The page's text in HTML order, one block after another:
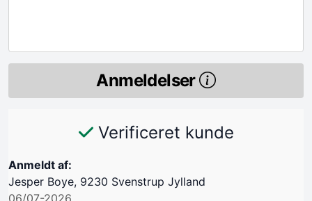
Anmeldelser
Verificeret kunde
Anmeldt af:
Jesper Boye, 9230 Svenstrup Jylland
06/07-2026